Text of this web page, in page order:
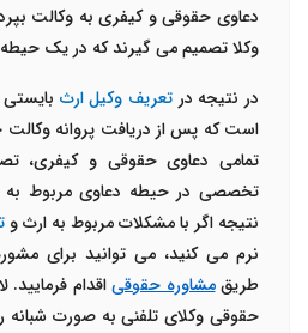
دعاوی حقوقی و کیفری به وکالت
وکلا تصمیم می گیرند که در یک
در نتیجه درتعریف وکیل ارث
است که پس از دریافت پروانه
تمامی دعاوی حقوقی و کیفری،
تخصصی در حیطه دعاوی مربوط به
نتیجه اگر با مشکلات مربوط به ارث و
نرم می کنید، می توانید برای
طریقمشاوره حقوقیاقدام
حقوقی وکلای تلفنی به صورت شبانه